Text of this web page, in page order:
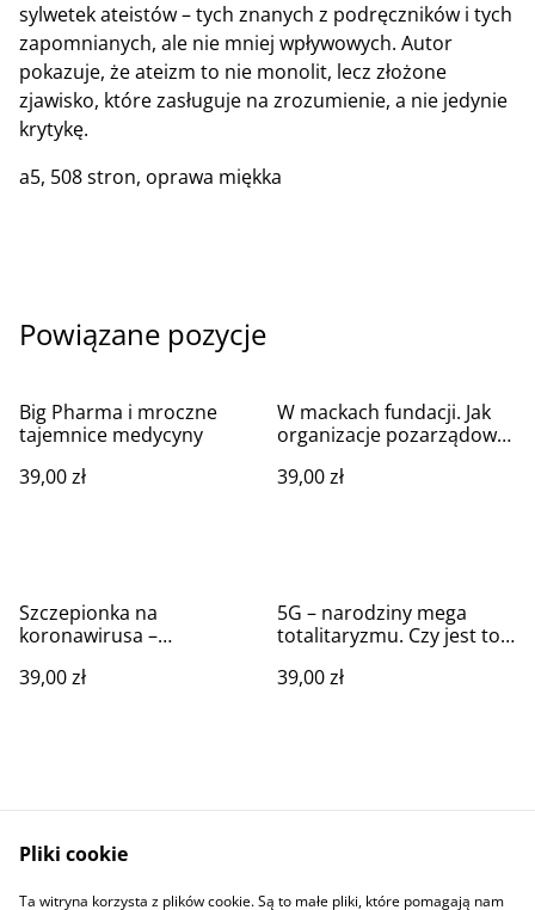
sylwetek ateistów – tych znanych z podręczników i tych
zapomnianych, ale nie mniej wpływowych. Autor
pokazuje, że ateizm to nie monolit, lecz złożone
zjawisko, które zasługuje na zrozumienie, a nie jedynie
krytykę.
a5, 508 stron, oprawa miękka
Powiązane pozycje
Big Pharma i mroczne
tajemnice medycyny
39,00 zł
W mackach fundacji. Jak
organizacje pozarządowe
ludźmi
39,00 zł
Szczepionka na
koronawirusa –
39,00 zł
5G – narodziny mega
totalitaryzmu. Czy jest to
zdrowia?
39,00 zł
Skontaktuj się z nami Polityka prywatności
Pliki cookie
Ta witryna korzysta z plików cookie. Są to małe pliki, które pomagają nam